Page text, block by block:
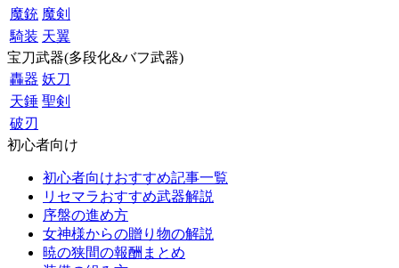
魔銃 魔剣
騎装 天翼
宝刀武器(多段化&バフ武器)
轟器 妖刀
天錘 聖剣
破刃
初心者向け
初心者向けおすすめ記事一覧
リセマラおすすめ武器解説
序盤の進め方
女神様からの贈り物の解説
暁の狭間の報酬まとめ